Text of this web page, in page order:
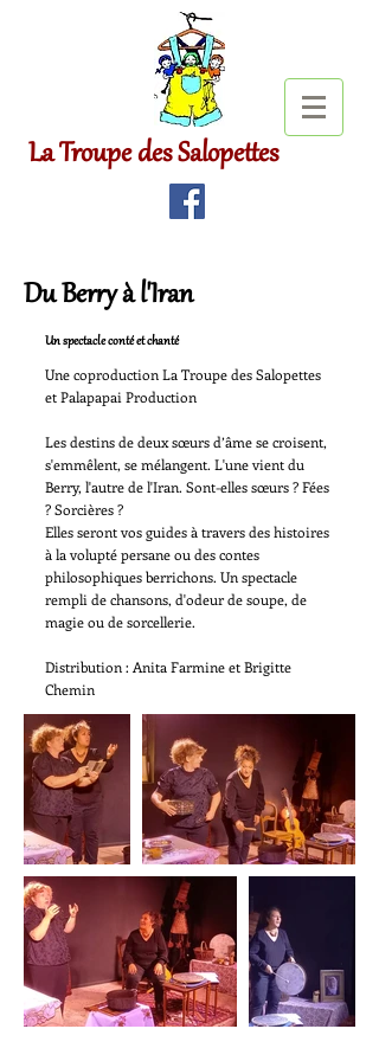
La Troupe des Salopettes
Du Berry à l'Iran
Un spectacle conté et chanté
Une coproduction La Troupe des Salopettes
etPalapapai Production
Les destins de deux sœurs d’âme se croisent,
s'emmêlent, se mélangent. L'une vient du
Berry, l'autre de l'Iran. Sont-elles sœurs ? Fées
? Sorcières ?
Elles seront vos guides à travers des histoires
à la volupté persane ou des contes
philosophiques berrichons. Un spectacle
rempli de chansons, d'odeur de soupe, de
magie ou de sorcellerie.
Distribution : Anita Farmine et Brigitte
Chemin